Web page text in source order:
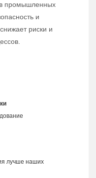
в промышленных
и
риски и
лучше наших